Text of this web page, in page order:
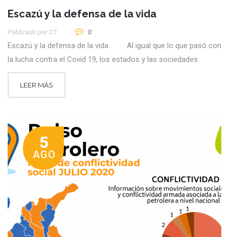
Escazú y la defensa de la vida
Publicado por CT 0
Escazú y la defensa de la vida Al igual que lo que pasó con
la lucha contra el Covid 19, los estados y las sociedades
LEER MÁS
5
AGO